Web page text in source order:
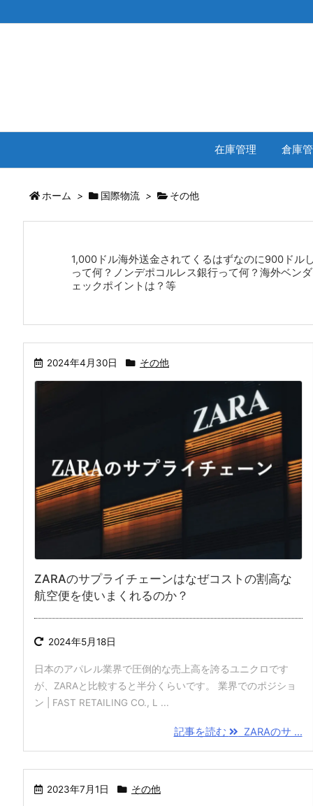
在庫管理 倉庫
ホーム > 国際物流 > その他
1,000ドル海外送金されてくるはずなのに900ドル
って何？ノンデポコルレス銀行って何？海外ベン
ェックポイントは？等
2024年4月30日 その他
ZARAのサプライチェーンはなぜコストの割高な
航空便を使いまくれるのか？
2024年5月18日
日本のアパレル業界で圧倒的な売上高を誇るユニクロです
が、ZARAと比較すると半分くらいです。 業界でのポジショ
ン | FAST RETAILING CO., L ...
記事を読む ZARAのサ ...
2023年7月1日 その他